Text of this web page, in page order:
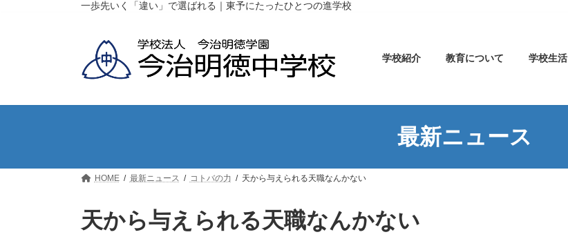
キ
に
一歩先いく「違い」で選ばれる｜東予にたったひとつの進学校
学校紹介 教育について 学校生活
最新ニュース
HOME 最新ニュース コトバの力 天から与えられる天職なんかない
天から与えられる天職なんかない